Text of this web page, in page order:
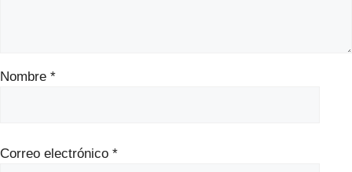
Nombre *
Correo electrónico *